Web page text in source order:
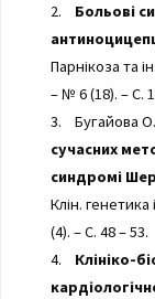
2. Больові
Парнікоза та
– № 6 (18). – С.
3. Бугайова
сучасних
синдромі
Клін.
(4). – С. 48 – 53.
4. Клініко-